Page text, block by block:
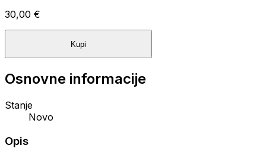
30,00 €
Kupi
Osnovne informacije
Stanje
Novo
Opis